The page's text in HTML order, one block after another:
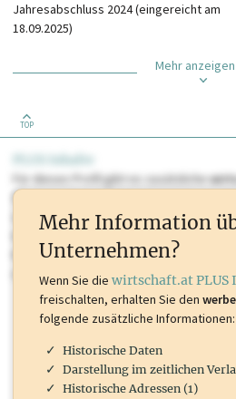
Jahresabschluss 2024 (eingereicht am
18.09.2025)
Mehr anzeigen
TOP
PLUS Inhalte
Für dieses Profil gibt es zusätzliche
Sie momentan nicht einsehen können.
oder loggen Sie sich ein um diese
Marken, Patente, Rechtstatsachen,
mehr.
Mehr Information
Unternehmen?
Wenn Sie die wirtschaft.at PLUS
freischalten, erhalten Sie den
folgende zusätzliche Informationen:
Historische Daten
Darstellung im zeitlichen
Historische Adressen (1)